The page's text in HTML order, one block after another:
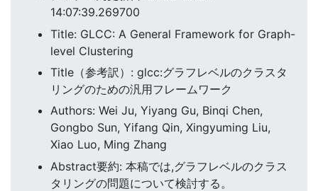
14:07:39.269700
Title: GLCC: A General Framework for Graph-
level Clustering
Title（参考訳）: glcc:グラフレベルのクラスタ
リングのための汎用フレームワーク
Authors: Wei Ju, Yiyang Gu, Binqi Chen,
Gongbo Sun, Yifang Qin, Xingyuming Liu,
Xiao Luo, Ming Zhang
Abstract要約: 本稿では,グラフレベルのクラス
タリングの問題について検討する。